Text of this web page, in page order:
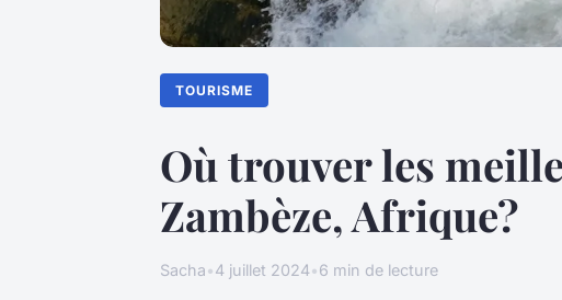
TOURISME
Où trouver les
Zambèze, Afrique?
Sacha•4 juillet 2024•6 min de lecture